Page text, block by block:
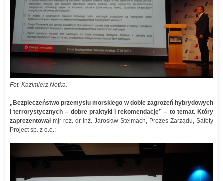
Fot. Kazimierz Netka.
„Bezpieczeństwo przemysłu morskiego w dobie zagrożeń hybrydowych
i terrorystycznych – dobre praktyki i rekomendacje” – to temat. Który
zaprezentował mjr rez. dr inż. Jarosław Stelmach, Prezes Zarządu, Safety
Project sp. z o.o.: